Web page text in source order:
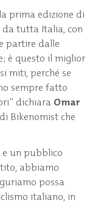
prima edizione di
da tutta Italia, con
partire dalle
è questo il miglior
miti, perché se
sempre fatto
dichiara Omar
Bikenomist che
e un pubblico
abbiamo
possa
italiano, in